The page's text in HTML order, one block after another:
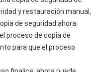
y restauración manual,
de seguridad ahora.
proceso de copia de
para que el proceso